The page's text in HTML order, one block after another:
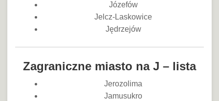
Józefów
Jelcz-Laskowice
Jędrzejów
Zagraniczne miasto na J – lista
Jerozolima
Jamusukro